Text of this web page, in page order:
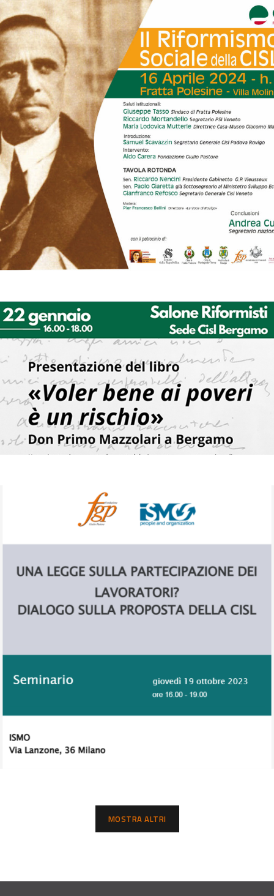
Il riformismo sociale della Cisl. 16 aprile 2024 Fratta Polesine
CONVEGNI E SEMINARI
Presentazione del libro “Voler bene ai poveri è un rischio”. Don
Primo Mazzolari a Bergamo, di Barbara Curtarelli. 22 gennaio
2024
CONVEGNI E SEMINARI
Una legge sulla partecipazione dei lavoratori? Dialogo sulla
MOSTRA ALTRI